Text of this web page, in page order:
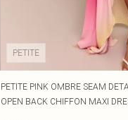
PETITE
PETITE PINK OMBRE SEAM
OPEN BACK CHIFFON MAXI